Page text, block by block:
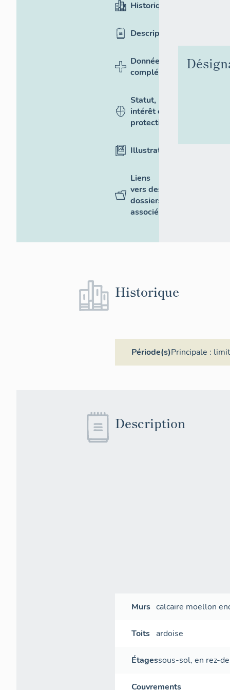
Historique
Description
Données
complémentaires
Statut,
intérêt et
protection
Illustrations
Liens
vers des
dossiers
associés
Historique
Période(s)Principale :
Description
Murs calcaire moellon
Toits ardoise
Étagessous-sol, en rez-
Couvrements